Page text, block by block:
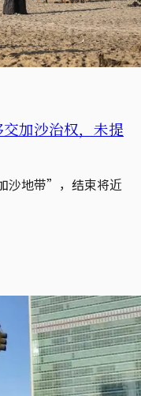
加沙治权，未提
沙地带”，结束将近